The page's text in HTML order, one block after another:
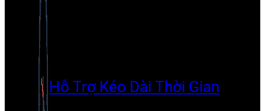
Hỗ Trợ Kéo Dài Thời Gian